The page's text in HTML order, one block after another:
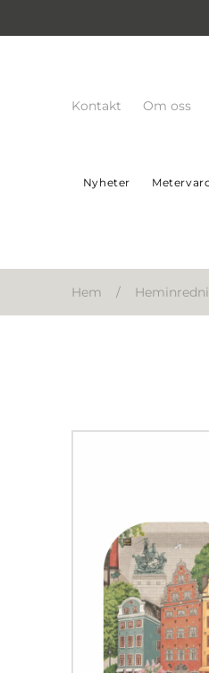
Kontakt Om oss
Nyheter
Hem /